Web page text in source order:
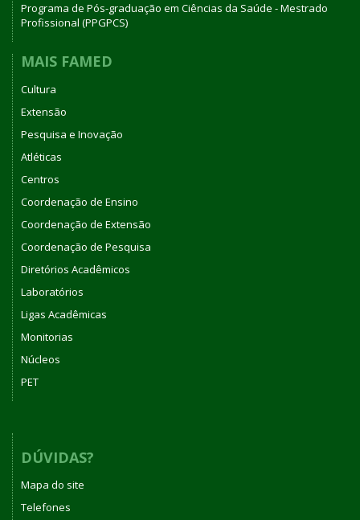
Programa de Pós-graduação em Ciências da Saúde - Mestrado
Profissional (PPGPCS)
MAIS FAMED
Cultura
Extensão
Pesquisa e Inovação
Atléticas
Centros
Coordenação de Ensino
Coordenação de Extensão
Coordenação de Pesquisa
Diretórios Acadêmicos
Laboratórios
Ligas Acadêmicas
Monitorias
Núcleos
PET
DÚVIDAS?
Mapa do site
Telefones